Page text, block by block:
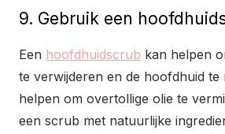
9. Gebruik een
Een hoofdhuidscrub kan helpen
te verwijderen en de hoofdhuid te
helpen om overtollige olie te
een scrub met natuurlijke